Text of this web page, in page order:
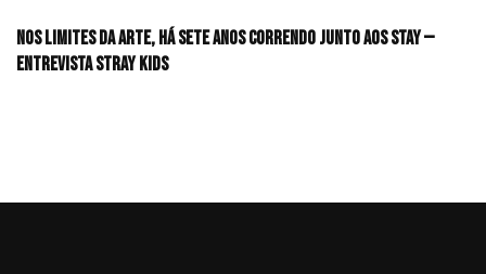
Nos limites da arte, há sete anos correndo junto aos STAY —
Entrevista Stray Kids